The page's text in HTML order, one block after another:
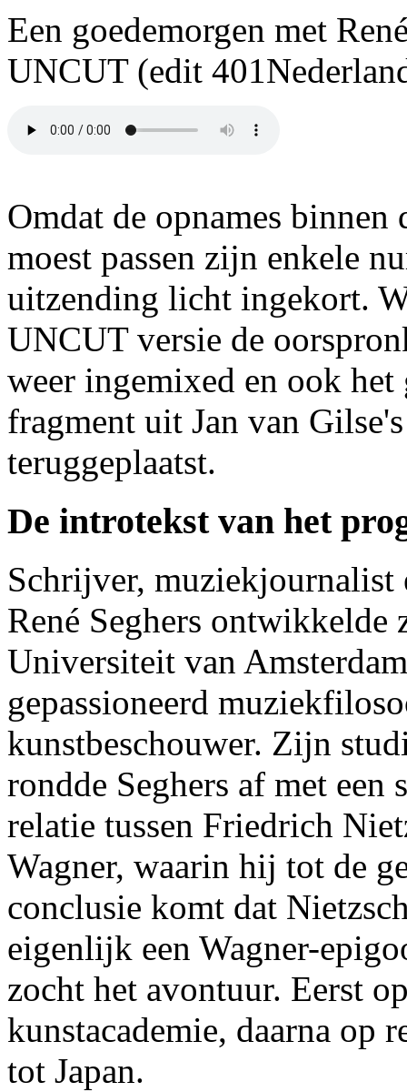
Een goedemorgen met
UNCUT (edit
Omdat de opnames binnen
moest passen zijn enkele
uitzending licht ingekort.
UNCUT versie de
weer ingemixed en ook het
fragment uit Jan van
teruggeplaatst.
De introtekst van het
Schrijver, muziekjournalist
René Seghers ontwikkelde
Universiteit van
gepassioneerd
kunstbeschouwer. Zijn
rondde Seghers af met een
relatie tussen Friedrich
Wagner, waarin hij tot de
conclusie komt dat
eigenlijk een Wagner-
zocht het avontuur. Eerst
kunstacademie, daarna op
tot Japan.